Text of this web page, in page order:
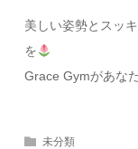
美しい姿勢とスッ
を
Grace Gymがあな
未分類